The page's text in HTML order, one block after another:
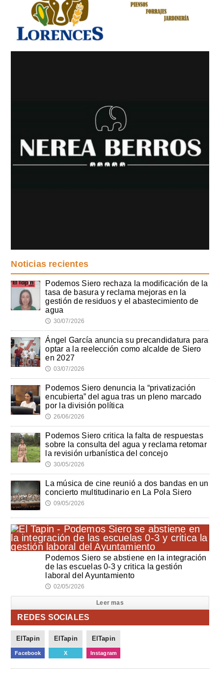
Noticias recientes
Podemos Siero rechaza la modificación de la
tasa de basura y reclama mejoras en la
gestión de residuos y el abastecimiento de
agua
🕔 30/07/2026
Ángel García anuncia su precandidatura para
optar a la reelección como alcalde de Siero
en 2027
🕔 03/07/2026
Podemos Siero denuncia la “privatización
encubierta” del agua tras un pleno marcado
por la división política
🕔 26/06/2026
Podemos Siero critica la falta de respuestas
sobre la consulta del agua y reclama retomar
la revisión urbanística del concejo
🕔 30/05/2026
La música de cine reunió a dos bandas en un
concierto multitudinario en La Pola Siero
🕔 09/05/2026
Podemos Siero se abstiene en la integración
de las escuelas 0-3 y critica la gestión
laboral del Ayuntamiento
🕔 02/05/2026
Leer mas
REDES SOCIALES
ElTapin
Facebook
ElTapin
X
ElTapin
Instagram